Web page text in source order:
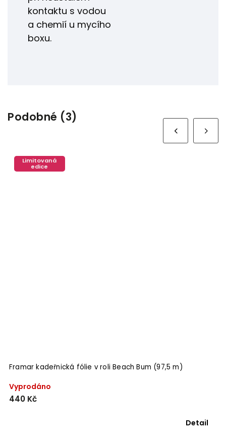
kontaktu s vodou
a chemií u mycího
boxu.
Podobné (3)
Limitovaná
Framar rozčesávací kartáč Beach Bum (Detangle)
Skladem
Do košíku
Next